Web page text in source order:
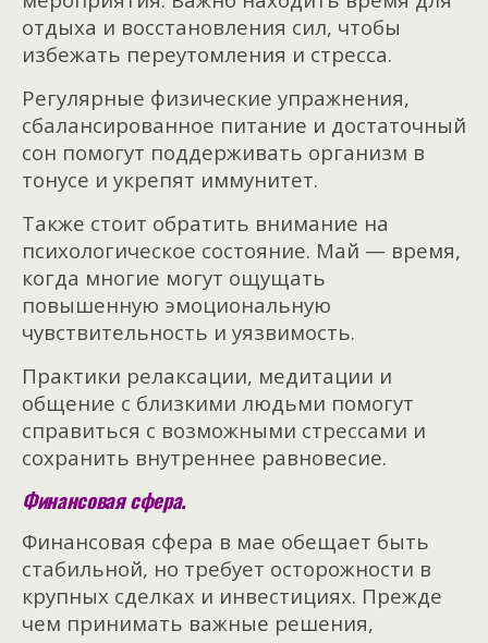
отдыха и восстановления сил, чтобы
избежать переутомления и стресса.
Регулярные физические упражнения,
сбалансированное питание и достаточный
сон помогут поддерживать организм в
тонусе и укрепят иммунитет.
Также стоит обратить внимание на
психологическое состояние. Май — время,
когда многие могут ощущать
повышенную эмоциональную
чувствительность и уязвимость.
Практики релаксации, медитации и
общение с близкими людьми помогут
справиться с возможными стрессами и
сохранить внутреннее равновесие.
Финансовая сфера.
Финансовая сфера в мае обещает быть
стабильной, но требует осторожности в
крупных сделках и инвестициях. Прежде
чем принимать важные решения,